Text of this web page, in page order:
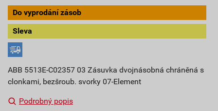
Do vyprodání zásob
Sleva
ABB 5513E-C02357 03 Zásuvka dvojnásobná chráněná s
clonkami, bezšroub. svorky 07-Element
Podrobný popis